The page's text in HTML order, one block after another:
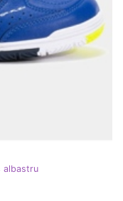
albastru